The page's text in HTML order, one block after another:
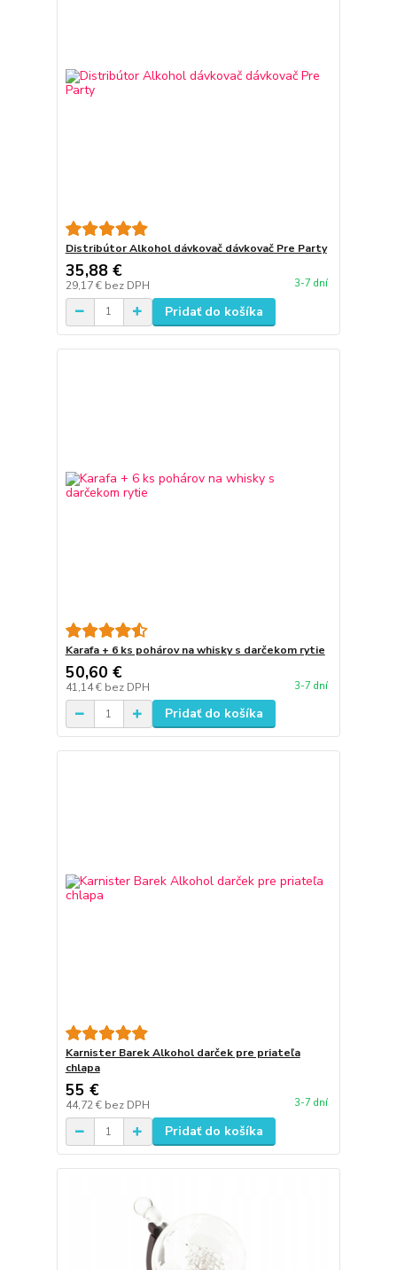
Distribútor Alkohol dávkovač dávkovač Pre Party
35,88 €
29,17 € bez DPH 3-7 dní
Pridať do košíka
Karafa + 6 ks pohárov na whisky s darčekom rytie
50,60 €
41,14 € bez DPH 3-7 dní
Pridať do košíka
Karnister Barek Alkohol darček pre priateľa
chlapa
55 €
44,72 € bez DPH 3-7 dní
Pridať do košíka